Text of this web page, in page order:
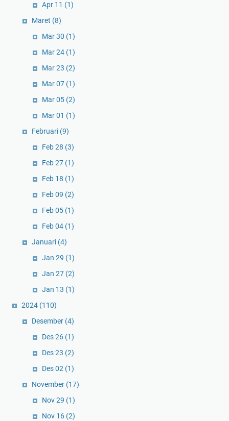
Apr 11 (1)
Maret (8)
Mar 30 (1)
Mar 24 (1)
Mar 23 (2)
Mar 07 (1)
Mar 05 (2)
Mar 01 (1)
Februari (9)
Feb 28 (3)
Feb 27 (1)
Feb 18 (1)
Feb 09 (2)
Feb 05 (1)
Feb 04 (1)
Januari (4)
Jan 29 (1)
Jan 27 (2)
Jan 13 (1)
2024 (110)
Desember (4)
Des 26 (1)
Des 23 (2)
Des 02 (1)
November (17)
Nov 29 (1)
Nov 16 (2)